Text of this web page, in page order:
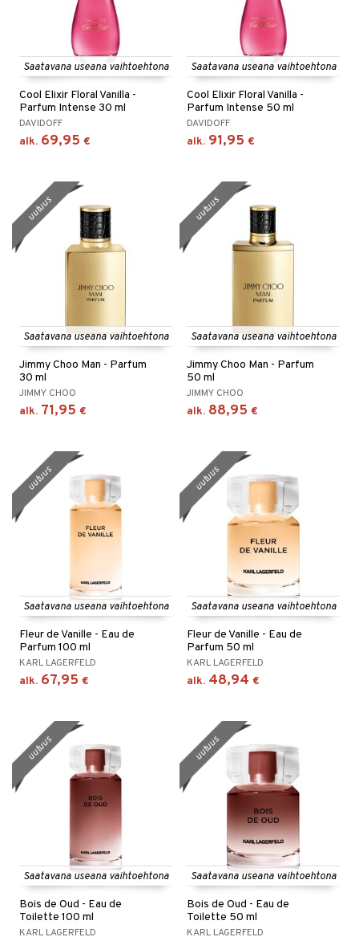
Saatavana useana vaihtoehtona
Cool Elixir Floral Vanilla -
Parfum Intense 30 ml
DAVIDOFF
alk. 69,95 €
Saatavana useana vaihtoehtona
Cool Elixir Floral Vanilla -
Parfum Intense 50 ml
DAVIDOFF
alk. 91,95 €
Saatavana useana vaihtoehtona
Jimmy Choo Man - Parfum
30 ml
JIMMY CHOO
alk. 71,95 €
uutuus
Saatavana useana vaihtoehtona
Jimmy Choo Man - Parfum
50 ml
JIMMY CHOO
alk. 88,95 €
uutuus
Saatavana useana vaihtoehtona
Fleur de Vanille - Eau de
Parfum 100 ml
KARL LAGERFELD
alk. 67,95 €
uutuus
Saatavana useana vaihtoehtona
Fleur de Vanille - Eau de
Parfum 50 ml
KARL LAGERFELD
alk. 48,94 €
uutuus
Saatavana useana vaihtoehtona
Bois de Oud - Eau de
Toilette 100 ml
KARL LAGERFELD
uutuus
Saatavana useana vaihtoehtona
Bois de Oud - Eau de
Toilette 50 ml
KARL LAGERFELD
uutuus